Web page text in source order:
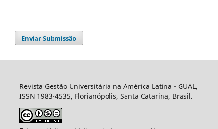
Enviar Submissão
Revista Gestão Universitária na América Latina - GUAL,
ISSN 1983-4535, Florianópolis, Santa Catarina, Brasil.